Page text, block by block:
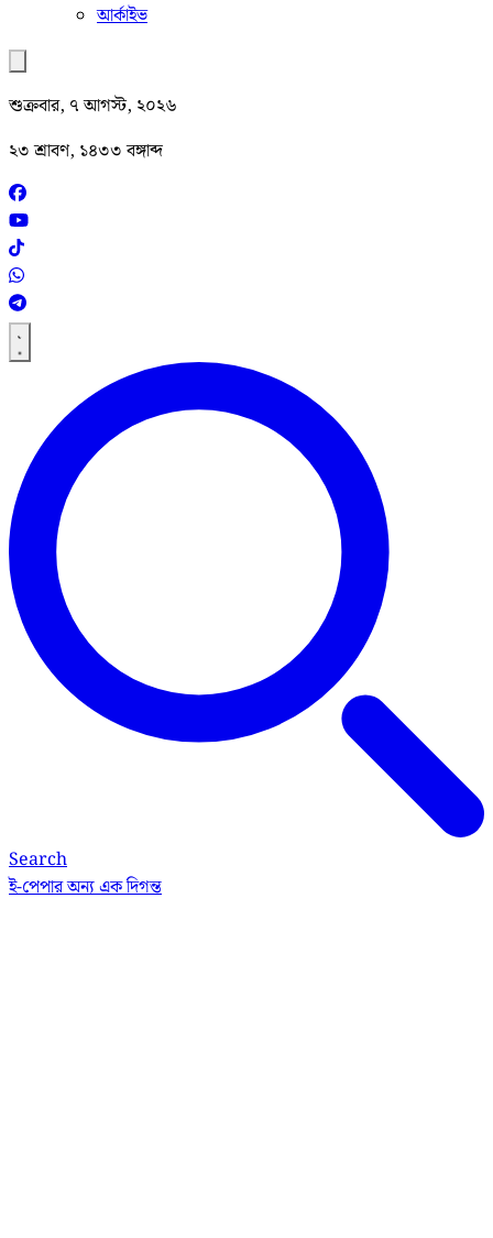
আর্কাইভ
শুক্রবার, ৭ আগস্ট, ২০২৬
২৩ শ্রাবণ, ১৪৩৩ বঙ্গাব্দ
Search
ই-পেপারঅন্য এক দিগন্ত